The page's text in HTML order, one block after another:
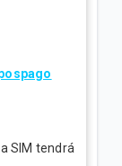
SIM tendrá